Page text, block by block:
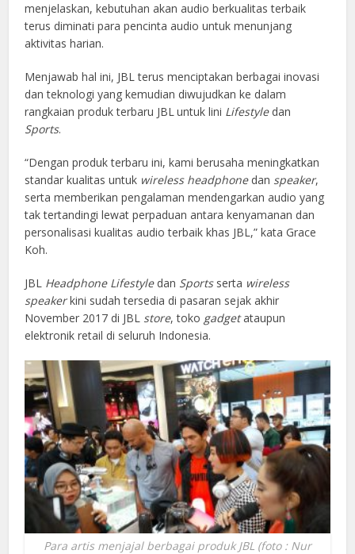
menjelaskan, kebutuhan akan audio berkualitas terbaik
terus diminati para pencinta audio untuk menunjang
aktivitas harian.
Menjawab hal ini, JBL terus menciptakan berbagai inovasi
dan teknologi yang kemudian diwujudkan ke dalam
rangkaian produk terbaru JBLuntuk lini Lifestyledan
Sports.
“Dengan produk terbaru ini, kami berusaha meningkatkan
standar kualitas untuk wireless headphone dan speaker,
serta memberikan pengalaman mendengarkan audio yang
tak tertandingi lewat perpaduan antara kenyamanan dan
personalisasi kualitas audio terbaik khas JBL,” kata Grace
Koh.
JBL Headphone Lifestyledan Sportsserta wireless
speakerkini sudah tersedia di pasaran sejak akhir
November 2017 di JBL store, toko gadgetataupun
elektronik retail di seluruh Indonesia.
Para artis menjajal berbagai produk JBL (foto : Nur